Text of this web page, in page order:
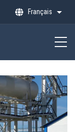
Français